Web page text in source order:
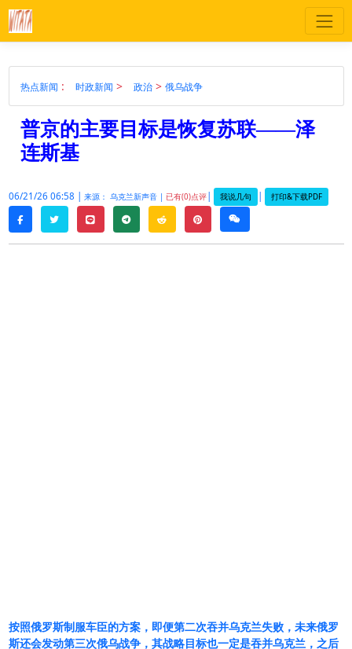
热点新闻 : 时政新闻 > 政治 > 俄乌战争
普京的主要目标是恢复苏联——泽
连斯基
06/21/26 06:58 | 来源： 乌克兰新声音 | 已有(0)点评| 我说几句 | 打印&下载PDF
facebooktwitterline telegramreddit pinterestweixin
按照俄罗斯制服车臣的方案，即便第二次吞并乌克兰失败，未来俄罗
斯还会发动第三次俄乌战争，其战略目标也一定是吞并乌克兰，之后